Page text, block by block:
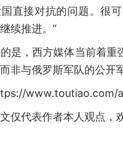
直接对抗的问题。很
续推进。”
是，西方媒体当前着重
非与俄罗斯军队的公开
仅代表作者本人观点，